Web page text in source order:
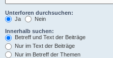
Unterforen durchsuchen:
Ja
Nein
Innerhalb suchen:
Betreff und Text der Beiträge
Nur im Text der Beiträge
Nur im Betreff der Themen